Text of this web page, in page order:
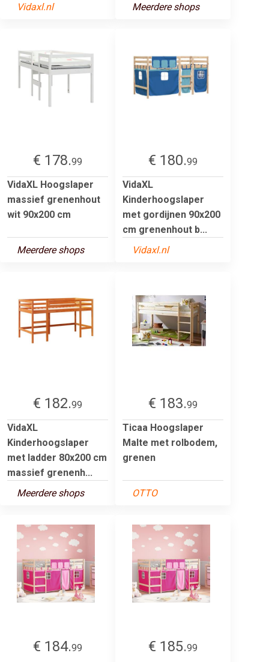
Vidaxl.nl
Meerdere shops
€ 178.99
VidaXL Hoogslaper
massief grenenhout
wit 90x200 cm
Meerdere shops
€ 180.99
VidaXL
Kinderhoogslaper
met gordijnen 90x200
cm grenenhout b...
Vidaxl.nl
€ 182.99
VidaXL
Kinderhoogslaper
met ladder 80x200 cm
massief grenenh...
Meerdere shops
€ 183.99
Ticaa Hoogslaper
Malte met rolbodem,
grenen
OTTO
€ 184.99 € 185.99